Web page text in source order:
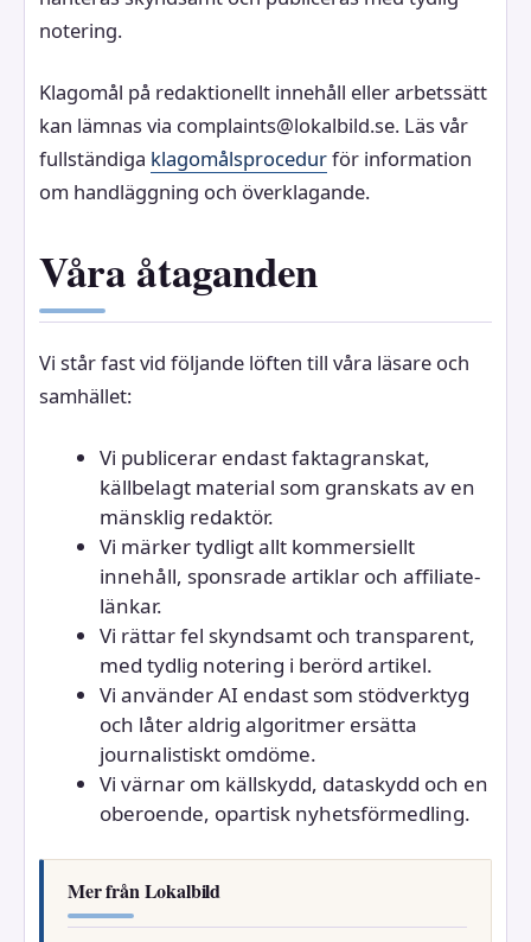
notering.
Klagomål på redaktionellt innehåll eller arbetssätt
kan lämnas via complaints@lokalbild.se. Läs vår
fullständiga klagomålsprocedurför information
om handläggning och överklagande.
Våra åtaganden
Vi står fast vid följande löften till våra läsare och
samhället:
Vi publicerar endast faktagranskat,
källbelagt material som granskats av en
mänsklig redaktör.
Vi märker tydligt allt kommersiellt
innehåll, sponsrade artiklar och affiliate-
länkar.
Vi rättar fel skyndsamt och transparent,
med tydlig notering i berörd artikel.
Vi använder AI endast som stödverktyg
och låter aldrig algoritmer ersätta
journalistiskt omdöme.
Vi värnar om källskydd, dataskydd och en
oberoende, opartisk nyhetsförmedling.
Mer från Lokalbild